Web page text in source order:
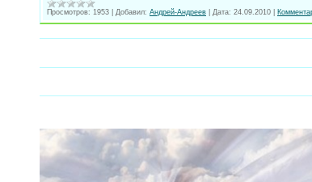
Подробнее:http://news.mail.ru/society/4485242
Просмотров: 1953 Добавил: Андрей-Андреев Дата: 24.09.2010